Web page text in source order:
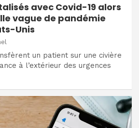
avec Covid-19 alors
vague de pandémie
Unis
un patient sur une civière
à l’extérieur des urgences